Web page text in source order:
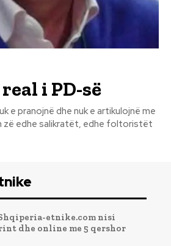
i PD-së
zë edhe salikratët, edhe foltoristët
etnike.com nisi
dhe online me 5 qershor